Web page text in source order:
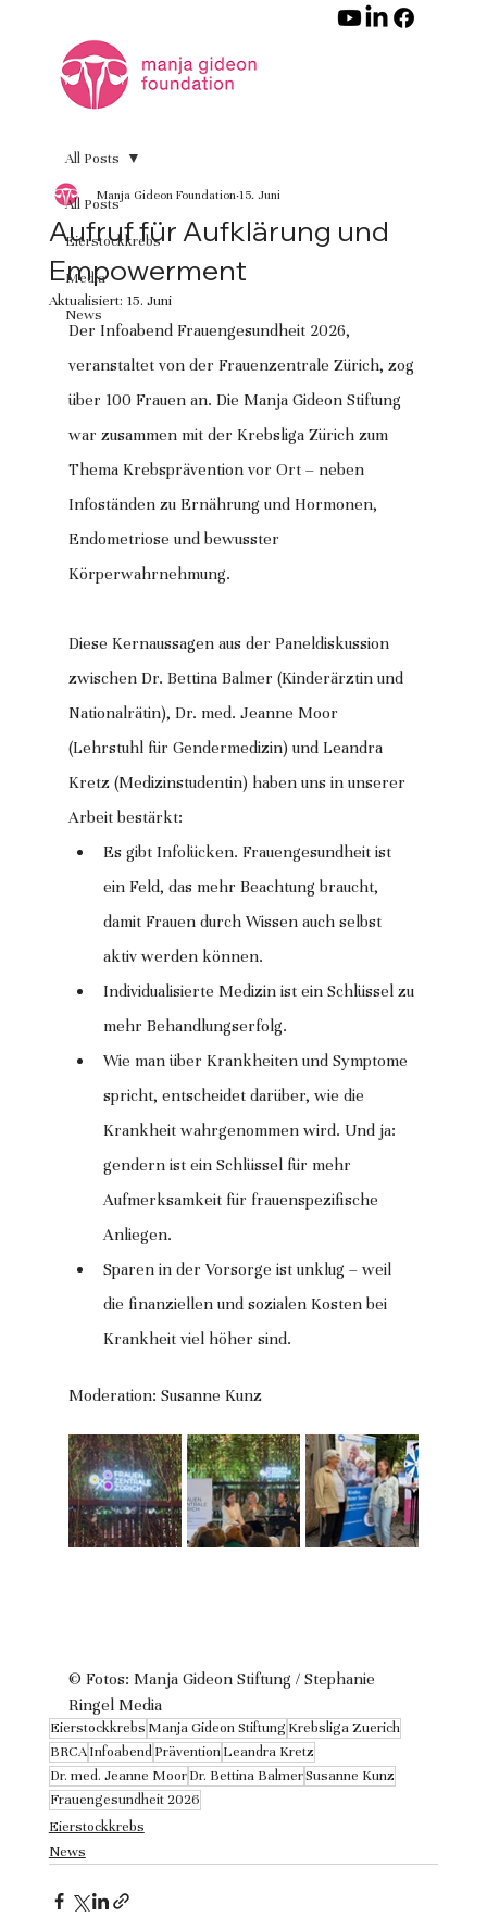
All Posts
Eierstockkrebs
Media
News
All Posts
Aufruf für Aufklärung und
Empowerment
Manja Gideon Foundation 15. Juni
Aktualisiert: 15. Juni
Der Infoabend Frauengesundheit 2026,
veranstaltet von der Frauenzentrale Zürich, zog
über 100 Frauen an. Die Manja Gideon Stiftung
war zusammen mit der Krebsliga Zürich zum
Thema Krebsprävention vor Ort – neben
Infoständen zu Ernährung und Hormonen,
Endometriose und bewusster
Körperwahrnehmung.
Diese Kernaussagen aus der Paneldiskussion
zwischen Dr. Bettina Balmer (Kinderärztin und
Nationalrätin), Dr. med. Jeanne Moor
(Lehrstuhl für Gendermedizin) und Leandra
Kretz (Medizinstudentin) haben uns in unserer
Arbeit bestärkt:
Es gibt Infolücken. Frauengesundheit ist
ein Feld, das mehr Beachtung braucht,
damit Frauen durch Wissen auch selbst
aktiv werden können.
Individualisierte Medizin ist ein Schlüssel zu
mehr Behandlungserfolg.
Wie man über Krankheiten und Symptome
spricht, entscheidet darüber, wie die
Krankheit wahrgenommen wird. Und ja:
gendern ist ein Schlüssel für mehr
Aufmerksamkeit für frauenspezifische
Anliegen.
Sparen in der Vorsorge ist unklug – weil
die finanziellen und sozialen Kosten bei
Krankheit viel höher sind.
Moderation: Susanne Kunz
© Fotos: Manja Gideon Stiftung / Stephanie
Ringel Media
Eierstockkrebs Manja Gideon Stiftung Krebsliga Zuerich
BRCA Infoabend Prävention Leandra Kretz
Dr. med. Jeanne Moor Dr. Bettina BalmerSusanne Kunz
Frauengesundheit 2026
Eierstockkrebs
News